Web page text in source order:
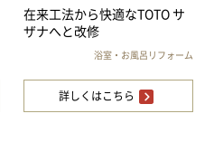
在来工法から快適なTOTO サ
ザナへと改修
浴室・お風呂リフォーム
詳しくはこちら